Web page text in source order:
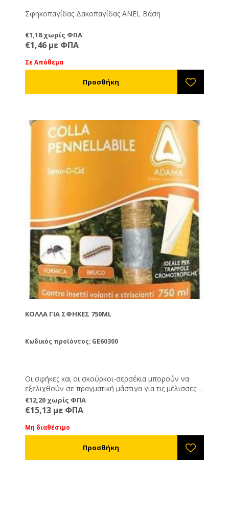
Σφηκοπαγίδας Δακοπαγίδας ΑΝΕL Βάση
€1,18 χωρίς ΦΠΑ
€1,46 με ΦΠΑ
Σε Απόθεμα
ΚΌΛΛΑ ΓΙΑ ΣΦΉΚΕΣ 750ML
Κωδικός προϊόντος: GE60300
Οι σφήκες και οι σκούρκοι-σερσέκια μπορούν να
εξελιχθούν σε πραγματική μάστιγα για τις μέλισσες
εξολοθρεύοντας τον πληθυσμό τους. Η κόλλα για
παγίδες θα συγκρατήσει και τις σφήκες και τους
σκούρκους-σερσέκια στην επιφάνεια που θα την
εφαρμόσετε. Οδηγίες χρήσης: Σε μία επίπεδη
επιφάνεια διαστάσεων τουλάχιστον 20x20cm
απλώστε μία γενναία ποσότητα κόλλας (να έχει
€12,20 χωρίς ΦΠΑ
€15,13 με ΦΠΑ
Μη διαθέσιμο